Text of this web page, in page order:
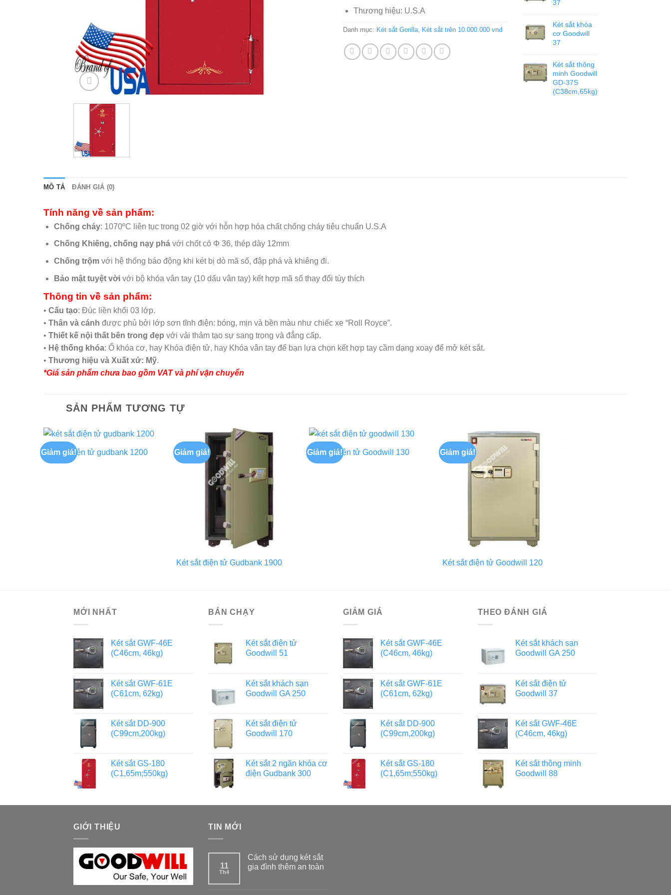
Thương hiệu: U.S.A
Danh mục: Két sắt Gorilla Két sắt trên 10.000.000 vnđ
37
Két sắt khóa
cơ Goodwill
37
Két sắt thông
minh Goodwill
GD-37S
(C38cm,65kg)
MÔ TẢ ĐÁNH GIÁ (0)
Tính năng về sản phẩm:
Chống cháy: 1070ºC liên tục trong 02 giờ với hỗn hợp hóa chất chống cháy tiêu chuẩn U.S.A
Chống Khiêng, chống nạy phávới chốt có Φ 36, thép dày 12mm
Chống trộmvới hệ thống báo động khi két bị dò mã số, đập phá và khiêng đi.
Bảo mật tuyệt vờivới bộ khóa vân tay (10 dấu vân tay) kết hợp mã số thay đổi tùy thích
Thông tin về sản phẩm:
• Cấu tạo: Đúc liền khối 03 lớp.
• Thân và cánh được phủ bởi lớp sơn tĩnh điện: bóng, mịn và bền màu như chiếc xe “Roll Royce”.
• Thiết kế nội thất bên trong đẹp với vải thảm tạo sự sang trọng và đẳng cấp.
• Hệ thống khóa: Ổ khóa cơ, hay Khóa điện tử, hay Khóa vân tay để bạn lựa chọn kết hợp tay cầm dạng xoay để mở két sắt.
• Thương hiệu và Xuất xứ: Mỹ.
*Giá sản phẩm chưa bao gồm VAT và phí vận chuyển
SẢN PHẨM TƯƠNG TỰ
Giảm giá!
Két sắt điện tử gudbank 1200 Giảm giá!
Két sắt điện tử Gudbank 1900
Giảm giá!
Két sắt điện tử Goodwill 130 Giảm giá!
Két sắt điện tử Goodwill 120
MỚI NHẤT
Két sắt GWF-46E
(C46cm, 46kg)
Két sắt GWF-61E
(C61cm, 62kg)
Két sắt DD-900
(C99cm,200kg)
Két sắt GS-180
(C1,65m;550kg)
BÁN CHẠY
Két sắt điện tử
Goodwill 51
Két sắt khách sạn
Goodwill GA 250
Két sắt điện tử
Goodwill 170
Két sắt 2 ngăn khóa cơ
điện Gudbank 300
GIẢM GIÁ
Két sắt GWF-46E
(C46cm, 46kg)
Két sắt GWF-61E
(C61cm, 62kg)
Két sắt DD-900
(C99cm,200kg)
Két sắt GS-180
(C1,65m;550kg)
THEO ĐÁNH GIÁ
Két sắt khách sạn
Goodwill GA 250
Két sắt điện tử
Goodwill 37
Két sắt GWF-46E
(C46cm, 46kg)
Két sắt thông minh
Goodwill 88
GIỚI THIỆU TIN MỚI
11
Th4
Cách sử dụng két sắt
gia đình thêm an toàn